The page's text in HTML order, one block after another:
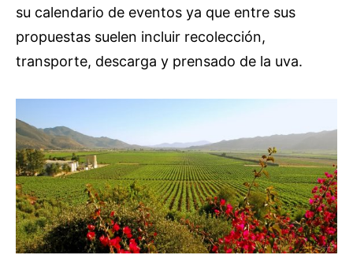
su calendario de eventos ya que entre sus
propuestas suelen incluir recolección,
transporte, descarga y prensado de la uva.